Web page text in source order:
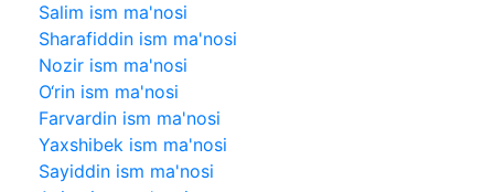
Salim ism ma'nosi
Sharafiddin ism ma'nosi
Nozir ism ma'nosi
O‘rin ism ma'nosi
Farvardin ism ma'nosi
Yaxshibek ism ma'nosi
Sayiddin ism ma'nosi